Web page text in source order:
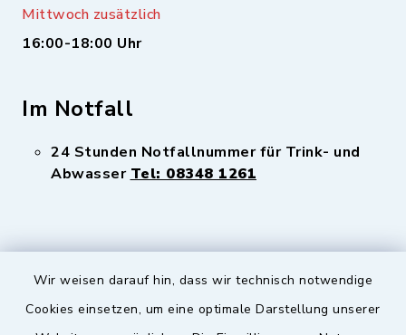
Wir weisen darauf hin, dass wir technisch notwendige
Cookies einsetzen, um eine optimale Darstellung unserer
Mittwoch zusätzlich
16:00-18:00 Uhr
Im Notfall
24 Stunden Notfallnummer für Trink- und
Abwasser Tel: 08348 1261
Sicherer Kontakt